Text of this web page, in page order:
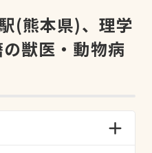
(熊本県)、理学
獣医・動物病